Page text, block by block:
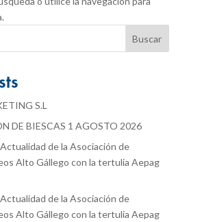
Buscar
S.L
DE BIESCAS 1 AGOSTO 2026
de la Asociación de
Alto Gállego con la tertulia Aepag
de la Asociación de
Alto Gállego con la tertulia Aepag